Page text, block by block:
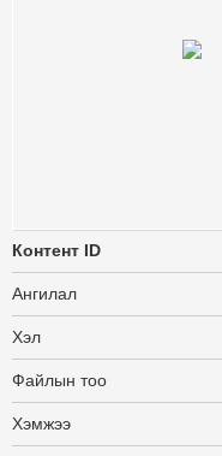
Контент ID
Ангилал
Хэл
Файлын тоо
Хэмжээ